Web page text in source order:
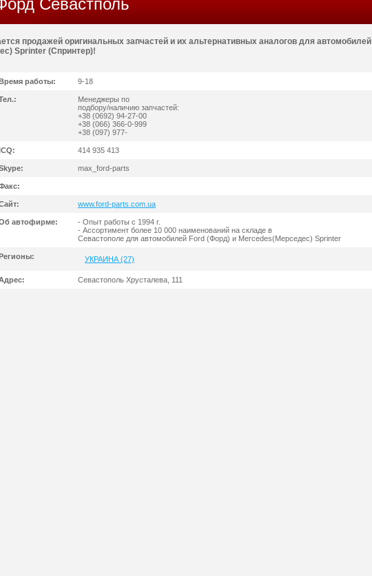
Севастполь
продажей оригинальных запчастей и их альтернативных аналогов для автомобилей
Sprinter (Спринтер)!
работы: 9-18
Менеджеры по
подбору/наличию запчастей:
+38 (0692) 94-27-00
+38 (066) 366-0-999
+38 (097) 977-
414 935 413
max_ford-parts
www.ford-parts.com.ua
автофирме:
- Опыт работы с 1994 г.
- Ассортимент более 10 000 наименований на складе в
Севастополе для автомобилей Ford (Форд) и Mercedes(Мерседес) Sprinter
УКРАИНА (27)
Севастополь Хрусталева, 111